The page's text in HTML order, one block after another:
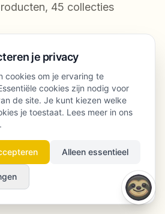
45 collecties
en technische QA niet
productdrops.
(90 dagen)
automatisering
+ alerts voor 404’s,
je privacy
cookies om je ervaring te
cookies zijn nodig voor
de site. Je kunt kiezen welke
je toestaat. Lees meer in ons
.
Alleen essentieel